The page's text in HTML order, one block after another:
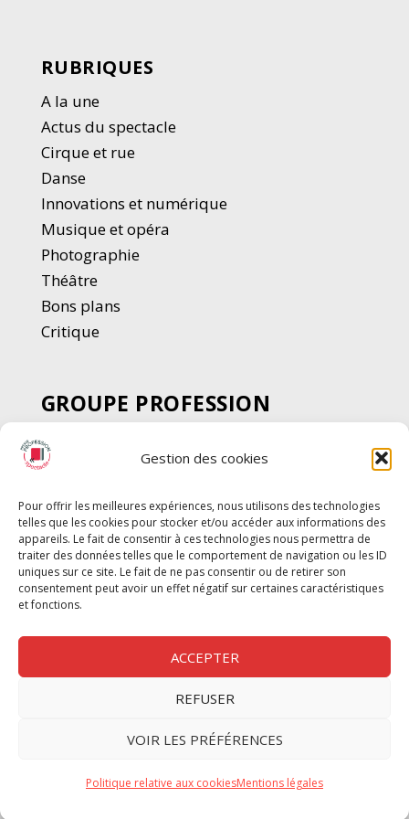
Gestion des cookies
Pour offrir les meilleures expériences, nous utilisons des technologies
telles que les cookies pour stocker et/ou accéder aux informations des
appareils. Le fait de consentir à ces technologies nous permettra de
traiter des données telles que le comportement de navigation ou les ID
uniques sur ce site. Le fait de ne pas consentir ou de retirer son
consentement peut avoir un effet négatif sur certaines caractéristiques
et fonctions.
ACCEPTER
REFUSER
VOIR LES PRÉFÉRENCES
Politique relative aux cookiesMentions légales
RUBRIQUES
A la une
Actus du spectacle
Cirque et rue
Danse
Innovations et numérique
Musique et opéra
Photographie
Théâtre
Bons plans
Critique
GROUPE PROFESSION
SPECTACLE
Chèque Intermittents
Chèque Compta
Chèque Emploi Spectacle
G-Pods
Profession Audio-visuel
Nous contacter